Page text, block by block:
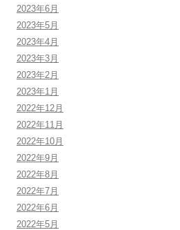
2023年6月
2023年5月
2023年4月
2023年3月
2023年2月
2023年1月
2022年12月
2022年11月
2022年10月
2022年9月
2022年8月
2022年7月
2022年6月
2022年5月